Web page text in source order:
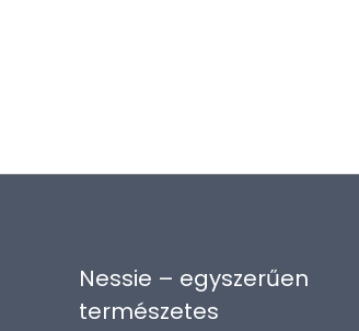
Nessie – egyszerűen
természetes